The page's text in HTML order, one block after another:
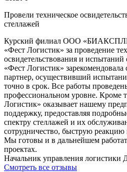
Провели техническое
стеллажей
Курский филиал ООО
«Фест Логистик» за проведение
освидетельствования и
«Фест Логистик»
партнер, осуществивший
точно в срок. Все работы
профессиональном уровне. Кроме
Логистик» оказывает нашему
поддержку, предоставляя
спектру стеллажей и их
сотрудничество, быструю
Мы готовы и в дальнейшем
проектах.
Начальник управления логистики
Смотреть все отзывы